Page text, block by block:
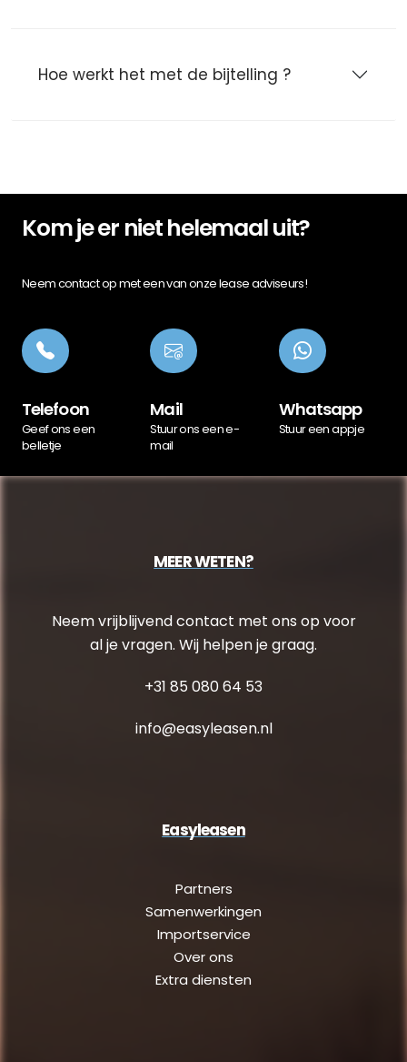
Hoe werkt het met de bijtelling ?
Kom je er niet helemaal uit?
Neem contact op met een van onze lease adviseurs!
Telefoon
Geef ons een
belletje
Mail
Stuur ons een e-
mail
Whatsapp
Stuur een appje
MEER WETEN?
Neem vrijblijvend contact met ons op voor
al je vragen. Wij helpen je graag.
+31 85 080 64 53
info@easyleasen.nl
Easyleasen
Partners
Samenwerkingen
Importservice
Over ons
Extra diensten